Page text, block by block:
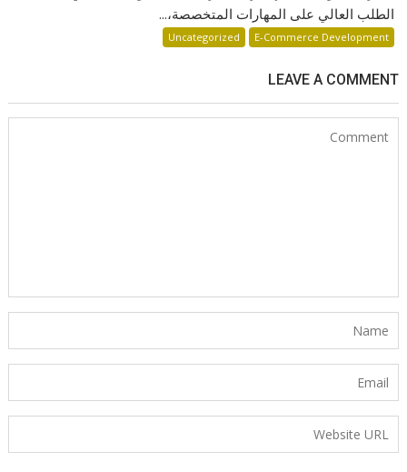
الطلب العالي على المهارات المتخصصة،...
E-Commerce Development
Uncategorized
LEAVE A COMMENT